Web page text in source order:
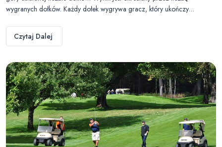
wygranych dołków. Każdy dołek wygrywa gracz, który ukończy…
Czytaj Dalej